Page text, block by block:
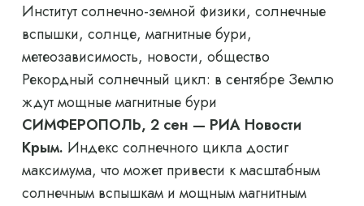
Институт солнечно-земной физики, солнечные
вспышки, солнце, магнитные бури,
метеозависимость, новости, общество
Рекордный солнечный цикл: в сентябре Землю
ждут мощные магнитные бури
СИМФЕРОПОЛЬ, 2 сен — РИА Новости
Крым. Индекс солнечного цикла достиг
максимума, что может привести к масштабным
солнечным вспышкам и мощным магнитным